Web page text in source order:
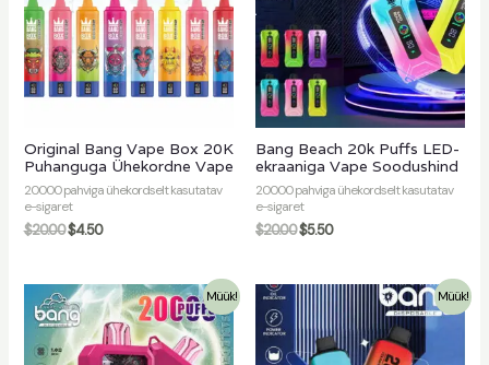
Original Bang Vape Box 20K
Puhanguga Ühekordne Vape
20000 pahviga ühekordselt kasutatav
e-sigaret
$20.00$4.50
Bang Beach 20k Puffs LED-
ekraaniga Vape Soodushind
20000 pahviga ühekordselt kasutatav
e-sigaret
$20.00$5.50
Müük! Müük!